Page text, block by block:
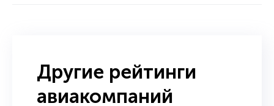
Другие рейтинги
авиакомпаний